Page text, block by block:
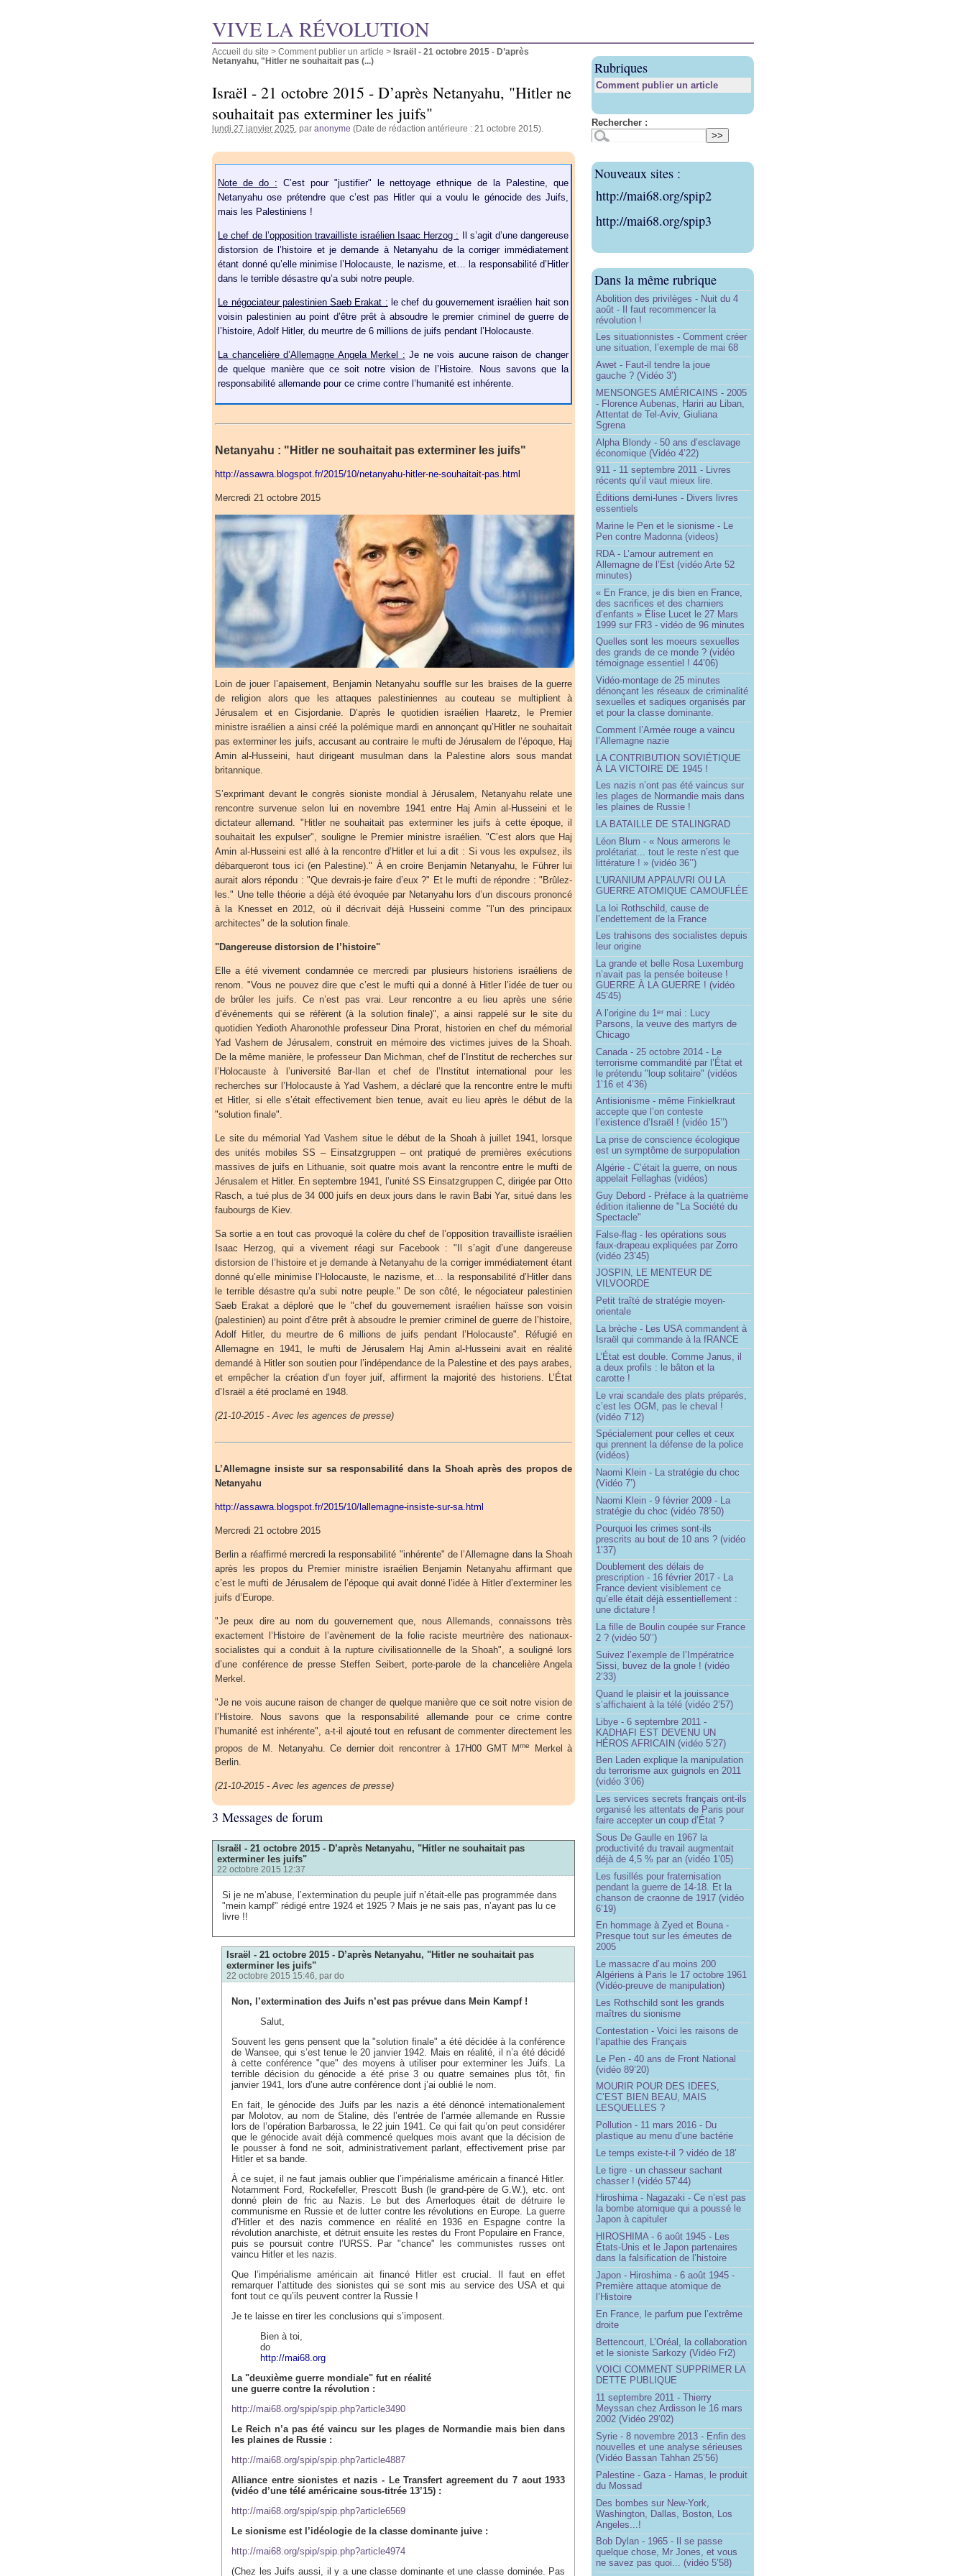
VIVE LA RÉVOLUTION
Accueil du site > Comment publier un article > Israël - 21 octobre 2015 - D’après
Netanyahu, "Hitler ne souhaitait pas (...)
Israël - 21 octobre 2015 - D’après Netanyahu, "Hitler ne
souhaitait pas exterminer les juifs"
lundi 27 janvier 2025 , par anonyme (Date de rédaction antérieure : 21 octobre 2015).
Note de do : C’est pour "justifier" le nettoyage ethnique de la Palestine, que
Netanyahu ose prétendre que c’est pas Hitler qui a voulu le génocide des Juifs,
mais les Palestiniens !
Le chef de l’opposition travailliste israélien Isaac Herzog : Il s’agit d’une dangereuse
distorsion de l’histoire et je demande à Netanyahu de la corriger immédiatement
étant donné qu’elle minimise l’Holocauste, le nazisme, et… la responsabilité d’Hitler
dans le terrible désastre qu’a subi notre peuple.
Le négociateur palestinien Saeb Erakat : le chef du gouvernement israélien hait son
voisin palestinien au point d’être prêt à absoudre le premier criminel de guerre de
l’histoire, Adolf Hitler, du meurtre de 6 millions de juifs pendant l’Holocauste.
La chancelière d’Allemagne Angela Merkel : Je ne vois aucune raison de changer
de quelque manière que ce soit notre vision de l’Histoire. Nous savons que la
responsabilité allemande pour ce crime contre l’humanité est inhérente.
Netanyahu : "Hitler ne souhaitait pas exterminer les juifs"
http://assawra.blogspot.fr/2015/10/netanyahu-hitler-ne-souhaitait-pas.html
Mercredi 21 octobre 2015
Loin de jouer l’apaisement, Benjamin Netanyahu souffle sur les braises de la guerre
de religion alors que les attaques palestiniennes au couteau se multiplient à
Jérusalem et en Cisjordanie. D’après le quotidien israélien Haaretz, le Premier
ministre israélien a ainsi créé la polémique mardi en annonçant qu’Hitler ne souhaitait
pas exterminer les juifs, accusant au contraire le mufti de Jérusalem de l’époque, Haj
Amin al-Husseini, haut dirigeant musulman dans la Palestine alors sous mandat
britannique.
S’exprimant devant le congrès sioniste mondial à Jérusalem, Netanyahu relate une
rencontre survenue selon lui en novembre 1941 entre Haj Amin al-Husseini et le
dictateur allemand. "Hitler ne souhaitait pas exterminer les juifs à cette époque, il
souhaitait les expulser", souligne le Premier ministre israélien. "C’est alors que Haj
Amin al-Husseini est allé à la rencontre d’Hitler et lui a dit : Si vous les expulsez, ils
débarqueront tous ici (en Palestine)." À en croire Benjamin Netanyahu, le Führer lui
aurait alors répondu : "Que devrais-je faire d’eux ?" Et le mufti de répondre : "Brûlez-
les." Une telle théorie a déjà été évoquée par Netanyahu lors d’un discours prononcé
à la Knesset en 2012, où il décrivait déjà Husseini comme "l’un des principaux
architectes" de la solution finale.
"Dangereuse distorsion de l’histoire"
Elle a été vivement condamnée ce mercredi par plusieurs historiens israéliens de
renom. "Vous ne pouvez dire que c’est le mufti qui a donné à Hitler l’idée de tuer ou
de brûler les juifs. Ce n’est pas vrai. Leur rencontre a eu lieu après une série
d’événements qui se réfèrent (à la solution finale)", a ainsi rappelé sur le site du
quotidien Yedioth Aharonothle professeur Dina Prorat, historien en chef du mémorial
Yad Vashem de Jérusalem, construit en mémoire des victimes juives de la Shoah.
De la même manière, le professeur Dan Michman, chef de l’Institut de recherches sur
l’Holocauste à l’université Bar-Ilan et chef de l’Institut international pour les
recherches sur l’Holocauste à Yad Vashem, a déclaré que la rencontre entre le mufti
et Hitler, si elle s’était effectivement bien tenue, avait eu lieu après le début de la
"solution finale".
Le site du mémorial Yad Vashem situe le début de la Shoah à juillet 1941, lorsque
des unités mobiles SS – Einsatzgruppen – ont pratiqué de premières exécutions
massives de juifs en Lithuanie, soit quatre mois avant la rencontre entre le mufti de
Jérusalem et Hitler. En septembre 1941, l’unité SS Einsatzgruppen C, dirigée par Otto
Rasch, a tué plus de 34 000 juifs en deux jours dans le ravin Babi Yar, situé dans les
faubourgs de Kiev.
Sa sortie a en tout cas provoqué la colère du chef de l’opposition travailliste israélien
Isaac Herzog, qui a vivement réagi sur Facebook : "Il s’agit d’une dangereuse
distorsion de l’histoire et je demande à Netanyahu de la corriger immédiatement étant
donné qu’elle minimise l’Holocauste, le nazisme, et… la responsabilité d’Hitler dans
le terrible désastre qu’a subi notre peuple." De son côté, le négociateur palestinien
Saeb Erakat a déploré que le "chef du gouvernement israélien haïsse son voisin
(palestinien) au point d’être prêt à absoudre le premier criminel de guerre de l’histoire,
Adolf Hitler, du meurtre de 6 millions de juifs pendant l’Holocauste". Réfugié en
Allemagne en 1941, le mufti de Jérusalem Haj Amin al-Husseini avait en réalité
demandé à Hitler son soutien pour l’indépendance de la Palestine et des pays arabes,
et empêcher la création d’un foyer juif, affirment la majorité des historiens. L’État
d’Israël a été proclamé en 1948.
(21-10-2015 - Avec les agences de presse)
L’Allemagne insiste sur sa responsabilité dans la Shoah après des propos de
Netanyahu
http://assawra.blogspot.fr/2015/10/lallemagne-insiste-sur-sa.html
Mercredi 21 octobre 2015
Berlin a réaffirmé mercredi la responsabilité "inhérente" de l’Allemagne dans la Shoah
après les propos du Premier ministre israélien Benjamin Netanyahu affirmant que
c’est le mufti de Jérusalem de l’époque qui avait donné l’idée à Hitler d’exterminer les
juifs d’Europe.
"Je peux dire au nom du gouvernement que, nous Allemands, connaissons très
exactement l’Histoire de l’avènement de la folie raciste meurtrière des nationaux-
socialistes qui a conduit à la rupture civilisationnelle de la Shoah", a souligné lors
d’une conférence de presse Steffen Seibert, porte-parole de la chancelière Angela
Merkel.
"Je ne vois aucune raison de changer de quelque manière que ce soit notre vision de
l’Histoire. Nous savons que la responsabilité allemande pour ce crime contre
l’humanité est inhérente", a-t-il ajouté tout en refusant de commenter directement les
propos de M. Netanyahu. Ce dernier doit rencontrer à 17H00 GMT Mme
Merkel à
Berlin.
(21-10-2015 - Avec les agences de presse)
3 Messages de forum
Israël - 21 octobre 2015 - D’après Netanyahu, "Hitler ne souhaitait pas
exterminer les juifs"
22 octobre 2015 12:37
Si je ne m’abuse, l’extermination du peuple juif n’était-elle pas programmée dans
"mein kampf" rédigé entre 1924 et 1925 ? Mais je ne sais pas, n’ayant pas lu ce
livre !!
Israël - 21 octobre 2015 - D’après Netanyahu, "Hitler ne souhaitait pas
exterminer les juifs"
22 octobre 2015 15:46, par do
Non, l’extermination des Juifs n’est pas prévue dans Mein Kampf !
Salut,
Souvent les gens pensent que la "solution finale" a été décidée à la conférence
de Wansee, qui s’est tenue le 20 janvier 1942. Mais en réalité, il n’a été décidé
à cette conférence "que" des moyens à utiliser pour exterminer les Juifs. La
terrible décision du génocide a été prise 3 ou quatre semaines plus tôt, fin
janvier 1941, lors d’une autre conférence dont j’ai oublié le nom.
En fait, le génocide des Juifs par les nazis a été dénoncé internationalement
par Molotov, au nom de Staline, dès l’entrée de l’armée allemande en Russie
lors de l’opération Barbarossa, le 22 juin 1941. Ce qui fait qu’on peut considérer
que le génocide avait déjà commencé quelques mois avant que la décision de
le pousser à fond ne soit, administrativement parlant, effectivement prise par
Hitler et sa bande.
À ce sujet, il ne faut jamais oublier que l’impérialisme américain a financé Hitler.
Notamment Ford, Rockefeller, Prescott Bush (le grand-père de G.W.), etc. ont
donné plein de fric au Nazis. Le but des Amerloques était de détruire le
communisme en Russie et de lutter contre les révolutions en Europe. La guerre
d’Hitler et des nazis commence en réalité en 1936 en Espagne contre la
révolution anarchiste, et détruit ensuite les restes du Front Populaire en France,
puis se poursuit contre l’URSS. Par "chance" les communistes russes ont
vaincu Hitler et les nazis.
Que l’impérialisme américain ait financé Hitler est crucial. Il faut en effet
remarquer l’attitude des sionistes qui se sont mis au service des USA et qui
font tout ce qu’ils peuvent contrer la Russie !
Je te laisse en tirer les conclusions qui s’imposent.
Bien à toi,
do
http://mai68.org
La "deuxième guerre mondiale" fut en réalité
une guerre contre la révolution :
http://mai68.org/spip/spip.php?article3490
Le Reich n’a pas été vaincu sur les plages de Normandie mais bien dans
les plaines de Russie :
http://mai68.org/spip/spip.php?article4887
Alliance entre sionistes et nazis - Le Transfert agreement du 7 aout 1933
(vidéo d’une télé américaine sous-titrée 13’15) :
http://mai68.org/spip/spip.php?article6569
Le sionisme est l’idéologie de la classe dominante juive :
http://mai68.org/spip/spip.php?article4974
(Chez les Juifs aussi, il y a une classe dominante et une classe dominée. Pas
Rubriques
Comment publier un article
Rechercher :
Nouveaux sites :
http://mai68.org/spip2
http://mai68.org/spip3
Dans la même rubrique
Abolition des privilèges - Nuit du 4
août - Il faut recommencer la
révolution !
Les situationnistes - Comment créer
une situation, l’exemple de mai 68
Awet - Faut-il tendre la joue
gauche ? (Vidéo 3’)
MENSONGES AMÉRICAINS - 2005
- Florence Aubenas, Hariri au Liban,
Attentat de Tel-Aviv, Giuliana
Sgrena
Alpha Blondy - 50 ans d’esclavage
économique (Vidéo 4’22)
911 - 11 septembre 2011 - Livres
récents qu’il vaut mieux lire.
Éditions demi-lunes - Divers livres
essentiels
Marine le Pen et le sionisme - Le
Pen contre Madonna (videos)
RDA - L’amour autrement en
Allemagne de l’Est (vidéo Arte 52
minutes)
« En France, je dis bien en France,
des sacrifices et des charniers
d’enfants » Élise Lucet le 27 Mars
1999 sur FR3 - vidéo de 96 minutes
Quelles sont les moeurs sexuelles
des grands de ce monde ? (vidéo
témoignage essentiel ! 44’06)
Vidéo-montage de 25 minutes
dénonçant les réseaux de criminalité
sexuelles et sadiques organisés par
et pour la classe dominante.
Comment l’Armée rouge a vaincu
l’Allemagne nazie
LA CONTRIBUTION SOVIÉTIQUE
À LA VICTOIRE DE 1945 !
Les nazis n’ont pas été vaincus sur
les plages de Normandie mais dans
les plaines de Russie !
LA BATAILLE DE STALINGRAD
Léon Blum - « Nous armerons le
prolétariat... tout le reste n’est que
littérature ! » (vidéo 36’’)
L’URANIUM APPAUVRI OU LA
GUERRE ATOMIQUE CAMOUFLÉE
La loi Rothschild, cause de
l’endettement de la France
Les trahisons des socialistes depuis
leur origine
La grande et belle Rosa Luxemburg
n’avait pas la pensée boiteuse !
GUERRE À LA GUERRE ! (vidéo
45’45)
A l’origine du 1er mai : Lucy
Parsons, la veuve des martyrs de
Chicago
Canada - 25 octobre 2014 - Le
terrorisme commandité par l’État et
le prétendu "loup solitaire" (vidéos
1’16 et 4’36)
Antisionisme - même Finkielkraut
accepte que l’on conteste
l’existence d’Israël ! (vidéo 15’’)
La prise de conscience écologique
est un symptôme de surpopulation
Algérie - C’était la guerre, on nous
appelait Fellaghas (vidéos)
Guy Debord - Préface à la quatrième
édition italienne de "La Société du
Spectacle"
False-flag - les opérations sous
faux-drapeau expliquées par Zorro
(vidéo 23’45)
JOSPIN, LE MENTEUR DE
VILVOORDE
Petit traîté de stratégie moyen-
orientale
La brèche - Les USA commandent à
Israël qui commande à la fRANCE
L’État est double. Comme Janus, il
a deux profils : le bâton et la
carotte !
Le vrai scandale des plats préparés,
c’est les OGM, pas le cheval !
(vidéo 7’12)
Spécialement pour celles et ceux
qui prennent la défense de la police
(vidéos)
Naomi Klein - La stratégie du choc
(Vidéo 7’)
Naomi Klein - 9 février 2009 - La
stratégie du choc (vidéo 78’50)
Pourquoi les crimes sont-ils
prescrits au bout de 10 ans ? (vidéo
1’37)
Doublement des délais de
prescription - 16 février 2017 - La
France devient visiblement ce
qu’elle était déjà essentiellement :
une dictature !
La fille de Boulin coupée sur France
2 ? (vidéo 50’’)
Suivez l’exemple de l’Impératrice
Sissi, buvez de la gnole ! (vidéo
2’33)
Quand le plaisir et la jouissance
s’affichaient à la télé (vidéo 2’57)
Libye - 6 septembre 2011 -
KADHAFI EST DEVENU UN
HÉROS AFRICAIN (vidéo 5’27)
Ben Laden explique la manipulation
du terrorisme aux guignols en 2011
(vidéo 3’06)
Les services secrets français ont-ils
organisé les attentats de Paris pour
faire accepter un coup d’État ?
Sous De Gaulle en 1967 la
productivité du travail augmentait
déjà de 4,5 % par an (vidéo 1’05)
Les fusillés pour fraternisation
pendant la guerre de 14-18. Et la
chanson de craonne de 1917 (vidéo
6’19)
En hommage à Zyed et Bouna -
Presque tout sur les émeutes de
2005
Le massacre d’au moins 200
Algériens à Paris le 17 octobre 1961
(Vidéo-preuve de manipulation)
Les Rothschild sont les grands
maîtres du sionisme
Contestation - Voici les raisons de
l’apathie des Français
Le Pen - 40 ans de Front National
(vidéo 89’20)
MOURIR POUR DES IDEES,
C’EST BIEN BEAU, MAIS
LESQUELLES ?
Pollution - 11 mars 2016 - Du
plastique au menu d’une bactérie
Le temps existe-t-il ? vidéo de 18’
Le tigre - un chasseur sachant
chasser ! (vidéo 57’44)
Hiroshima - Nagazaki - Ce n’est pas
la bombe atomique qui a poussé le
Japon à capituler
HIROSHIMA - 6 août 1945 - Les
États-Unis et le Japon partenaires
dans la falsification de l’histoire
Japon - Hiroshima - 6 août 1945 -
Première attaque atomique de
l’Histoire
En France, le parfum pue l’extrême
droite
Bettencourt, L’Oréal, la collaboration
et le sioniste Sarkozy (Vidéo Fr2)
VOICI COMMENT SUPPRIMER LA
DETTE PUBLIQUE
11 septembre 2011 - Thierry
Meyssan chez Ardisson le 16 mars
2002 (Vidéo 29’02)
Syrie - 8 novembre 2013 - Enfin des
nouvelles et une analyse sérieuses
(Vidéo Bassan Tahhan 25’56)
Palestine - Gaza - Hamas, le produit
du Mossad
Des bombes sur New-York,
Washington, Dallas, Boston, Los
Angeles...!
Bob Dylan - 1965 - Il se passe
quelque chose, Mr Jones, et vous
ne savez pas quoi... (vidéo 5’58)